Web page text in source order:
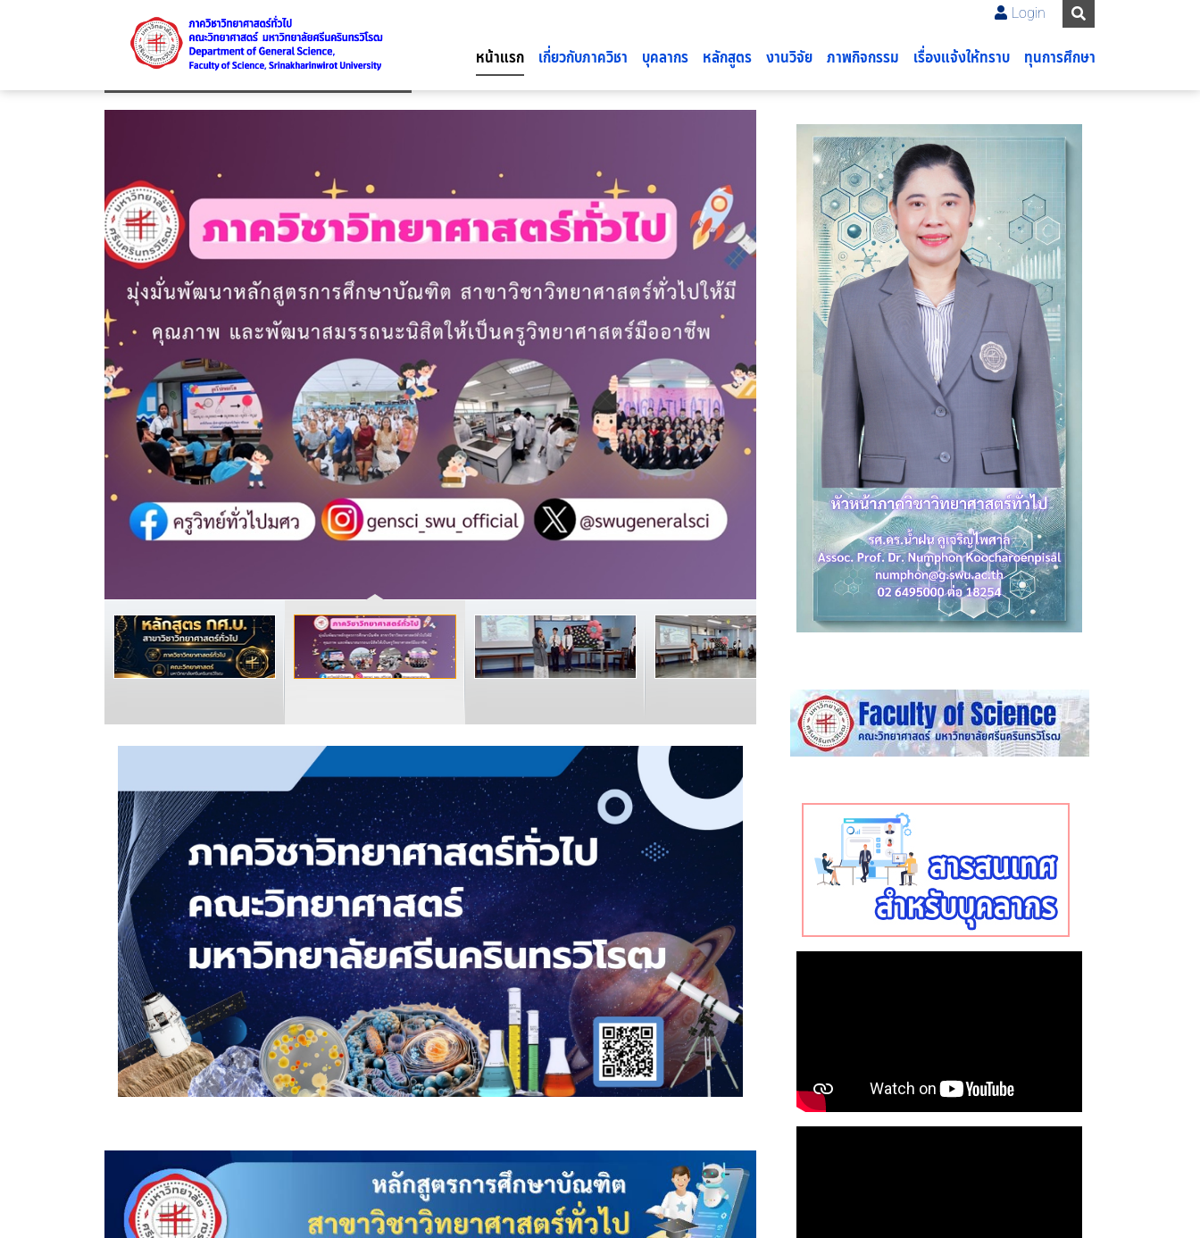
Login
หน้าแรก เกี่ยวกับภาควิชา บุคลากร หลักสูตร งานวิจัย ภาพกิจกรรม เรื่องแจ้งให้ทราบ ทุนการศึกษา